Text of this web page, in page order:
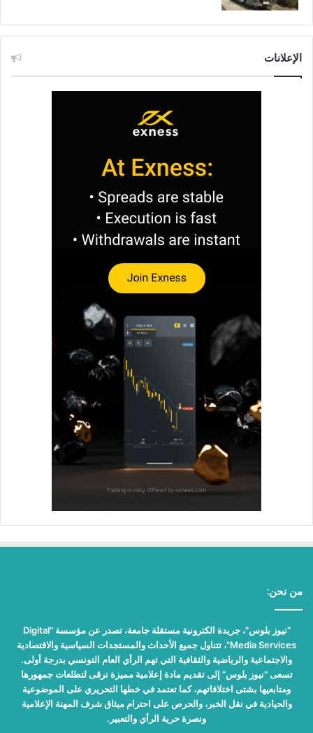
الإعلانات
من نحن:
"نيوز بلوس"، جريدة الكترونية مستقلة جامعة، تصدر عن مؤسسة "Digital
Media Services"، تتناول جميع الأحداث والمستجدات السياسية والاقتصادية
والاجتماعية والرياضية والثقافية التي تهم الرأي العام التونسي بدرجة أولى.
تسعى "نيوز بلوس" إلى تقديم مادة إعلامية مميزة ترقى لتطلعات جمهورها
ومتابعيها بشتى اختلافاتهم، كما تعتمد في خطها التحريري على الموضوعية
والحيادية في نقل الخبر، والحرص على احترام ميثاق شرف المهنة الإعلامية
ونصرة حرية الرأي والتعبير.